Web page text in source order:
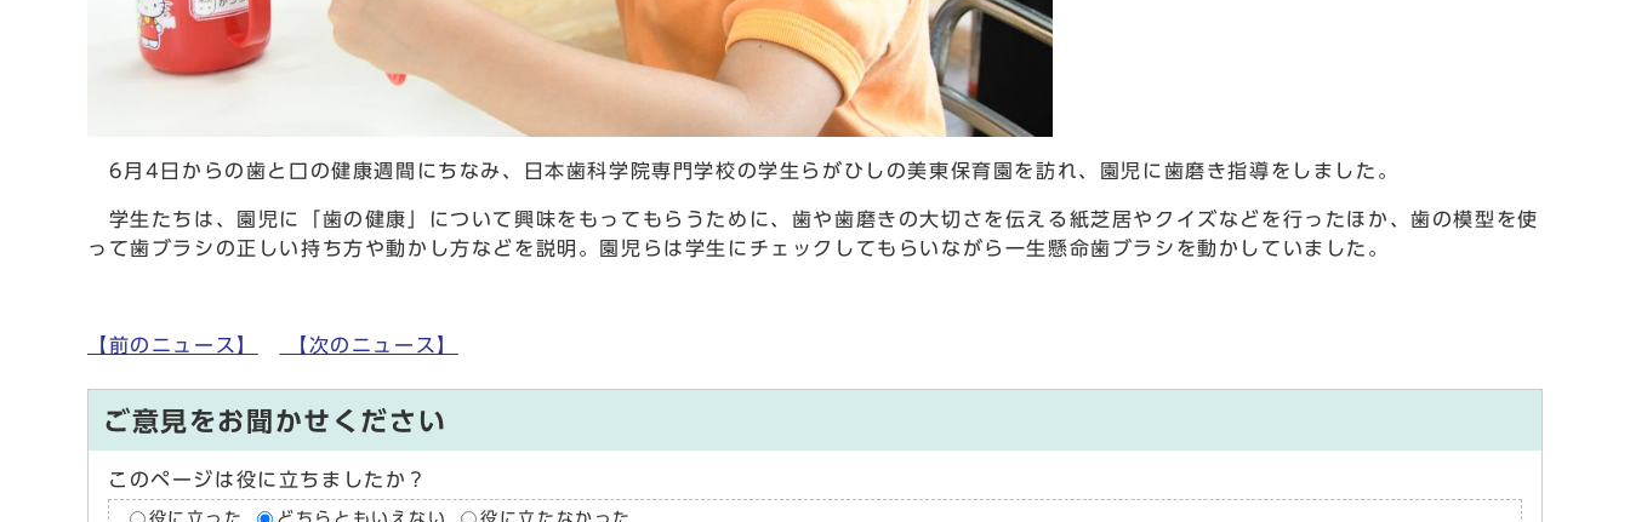
6月4日からの歯と口の健康週間にちなみ、日本歯科学院専門学校の学生らがひしの美東保育園を訪れ、園児に歯磨き指導をしました。
学生たちは、園児に「歯の健康」について興味をもってもらうために、歯や歯磨きの大切さを伝える紙芝居やクイズなどを行ったほか、歯の模型を使
って歯ブラシの正しい持ち方や動かし方などを説明。園児らは学生にチェックしてもらいながら一生懸命歯ブラシを動かしていました。
【前のニュース】 【次のニュース】
ご意見をお聞かせください
このページは役に立ちましたか？